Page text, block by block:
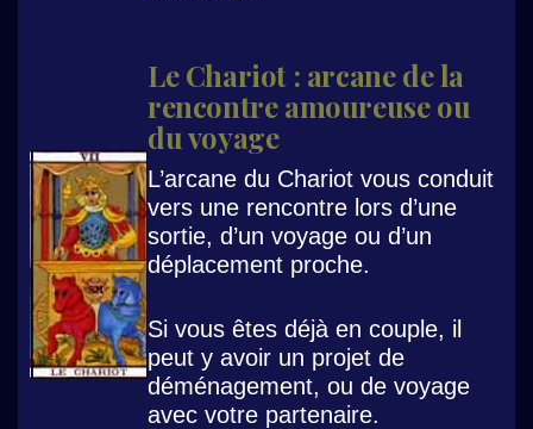
Le Chariot : arcane de la
rencontre amoureuse ou
du voyage
L’arcane du Chariot vous conduit
vers une rencontre lors d’une
sortie, d’un voyage ou d’un
déplacement proche.
Si vous êtes déjà en couple, il
peut y avoir un projet de
déménagement, ou de voyage
avec votre partenaire.